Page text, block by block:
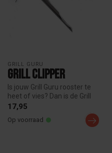
GRILL GURU
Grill Clipper
Is jouw Grill Guru rooster te
heet of vies? Dan is de Grill
Guru Grill Clipper ...
17,95
Op voorraad